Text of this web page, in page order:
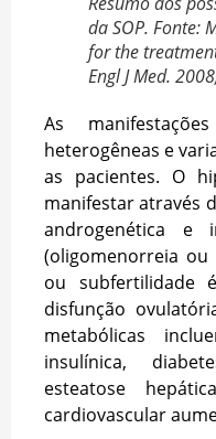
da SOP. Fonte:
for the
Engl J Med.
As
heterogêneas e
as pacientes. O
manifestar através
androgenética e
(oligomenorreia ou
ou subfertilidade
disfunção
metabólicas
insulínica,
esteatose
cardiovascular